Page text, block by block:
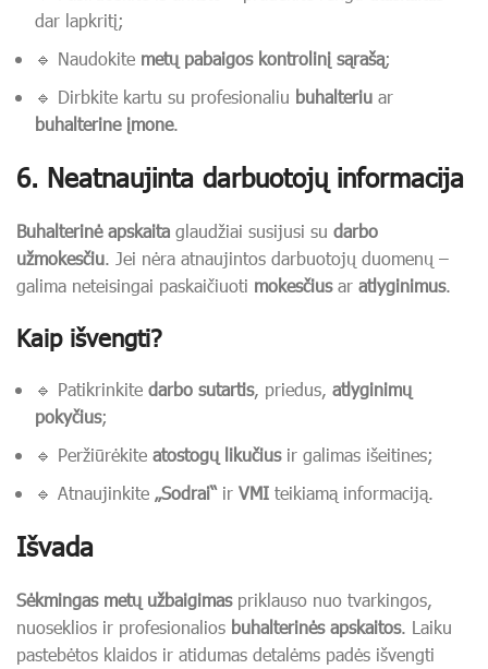
dar lapkritį;
🔹 Naudokite metų pabaigos kontrolinį sąrašą;
🔹 Dirbkite kartu su profesionaliu buhalteriu ar
buhalterine įmone.
6. Neatnaujinta darbuotojų informacija
Buhalterinė apskaita glaudžiai susijusi su darbo
užmokesčiu. Jei nėra atnaujintos darbuotojų duomenų –
galima neteisingai paskaičiuoti mokesčiusar atlyginimus.
Kaip išvengti?
🔹 Patikrinkite darbo sutartis, priedus, atlyginimų
pokyčius;
🔹 Peržiūrėkite atostogų likučiusir galimas išeitines;
🔹 Atnaujinkite „Sodrai“ir VMI teikiamą informaciją.
Išvada
Sėkmingas metų užbaigimaspriklauso nuo tvarkingos,
nuoseklios ir profesionalios buhalterinės apskaitos. Laiku
pastebėtos klaidos ir atidumas detalėms padės išvengti